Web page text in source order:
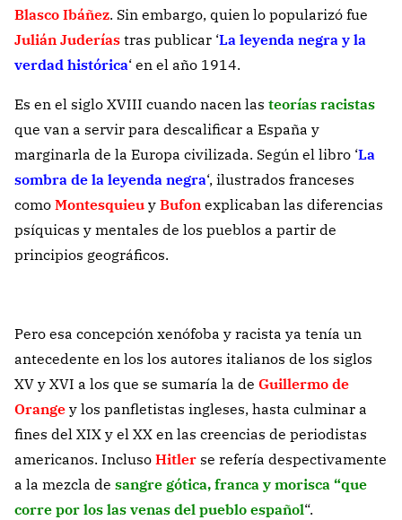
Blasco Ibáñez. Sin embargo, quien lo popularizó fue
Julián Juderías tras publicar ‘La leyenda negra y la
verdad histórica‘ en el año 1914.
Es en el siglo XVIII cuando nacen las teorías racistas
que van a servir para descalificar a España y
marginarla de la Europa civilizada. Según el libro ‘La
sombra de la leyenda negra‘, ilustrados franceses
como Montesquieu y Bufon explicaban las diferencias
psíquicas y mentales de los pueblos a partir de
principios geográficos.
Pero esa concepción xenófoba y racista ya tenía un
antecedente en los los autores italianos de los siglos
XV y XVI a los que se sumaría la de Guillermo de
Orange y los panfletistas ingleses, hasta culminar a
fines del XIX y el XX en las creencias de periodistas
americanos. Incluso Hitler se refería despectivamente
a la mezcla de sangre gótica, franca y morisca “que
corre por los las venas del pueblo español“.